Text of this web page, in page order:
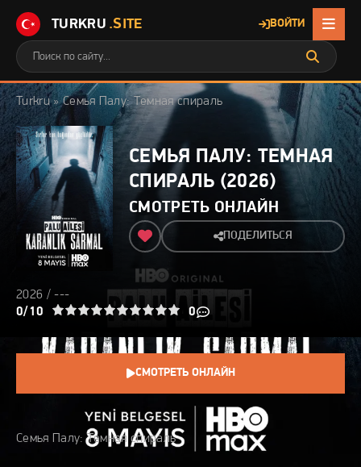
TURKRU .SITE ВОЙТИ
Turkru» Семья Палу: Темная спираль
СЕМЬЯ ПАЛУ: ТЕМНАЯ
СПИРАЛЬ (2026)
СМОТРЕТЬ ОНЛАЙН
ПОДЕЛИТЬСЯ
2026 / ---
0/10
4 5 6 7 8 9 10 0
СМОТРЕТЬ ОНЛАЙН
Семья Палу: Темная спираль